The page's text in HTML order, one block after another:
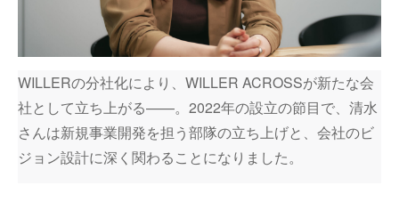
WILLERの分社化により、WILLER ACROSSが新たな会
社として立ち上がる——。2022年の設立の節目で、清水
さんは新規事業開発を担う部隊の立ち上げと、会社のビ
ジョン設計に深く関わることになりました。